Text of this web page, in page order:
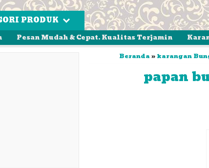
Papan Bunga Lampung
Papan Bunga lampung Selamat
karangan Bunga Lampung
PRODUK
Mudah & Cepat. Kualitas Terjamin
Karangan
Beranda»karangan
papan